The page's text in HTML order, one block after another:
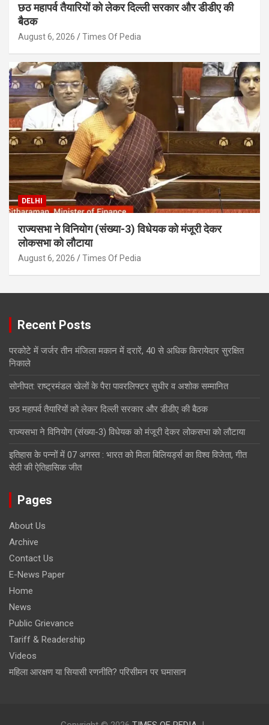
छठ महापर्व तैयारियों को लेकर दिल्ली सरकार और डीडीए की
बैठक
August 6, 2026 Times Of Pedia
DELHI
राज्यसभा ने विनियोग (संख्या-3) विधेयक को मंजूरी देकर
लोकसभा को लौटाया
August 6, 2026 Times Of Pedia
Recent Posts
परकोटे में जर्जर तीन मंजिला मकान में दरारें, 40 से अधिक किरायेदार सुरक्षित
निकाले
सोनीपत: राष्ट्रमंडल खेलों के पैरा पावरलिफ्टर सुधीर व अशोक सम्मानित
छठ महापर्व तैयारियों को लेकर दिल्ली सरकार और डीडीए की बैठक
राज्यसभा ने विनियोग (संख्या-3) विधेयक को मंजूरी देकर लोकसभा को लौटाया
इतिहास के पन्नों में 07 अगस्त : भारत को मिला बिलियर्ड्स का विश्व विजेता, गीत
सेठी की ऐतिहासिक जीत
Pages
About Us
Archive
Contact Us
E-News Paper
Home
News
Public Grievance
Tariff & Readership
Videos
महिला आरक्षण या सियासी रणनीति? परिसीमन पर घमासान